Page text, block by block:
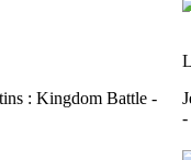
: Kingdom Battle -
-